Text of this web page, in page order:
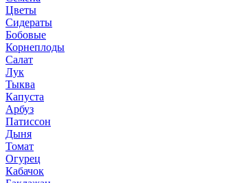
Цветы
Сидераты
Бобовые
Корнеплоды
Салат
Лук
Тыква
Капуста
Арбуз
Патиссон
Дыня
Томат
Огурец
Кабачок